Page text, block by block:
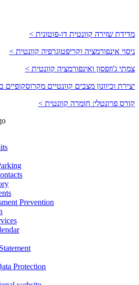
מדידת שזירה קוונטית דו-פוטונית >
ניסוי אינפורמציה וקריפטוגרפיה קוונטית >
צמתי ג'וזפסון ואינפורמציה קוונטית >
יצירת וכיוונון מצבים קוונטיים מקרוסקופיים
קורס פרונטלי: חומרה קוונטית >
Prevention
Protection